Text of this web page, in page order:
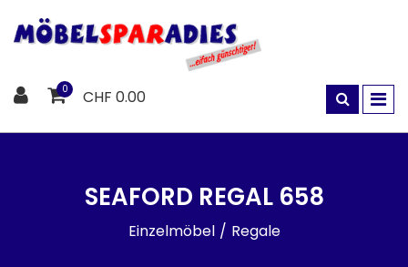
0 CHF 0.00
SEAFORD REGAL 658
Einzelmöbel Regale